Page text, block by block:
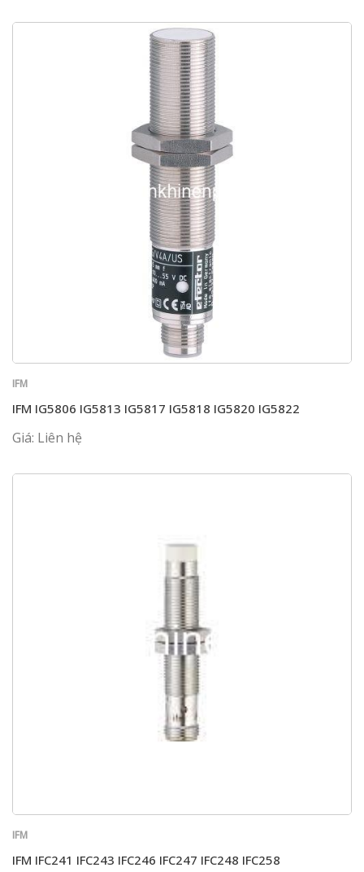
IFM
IFM IG5806 IG5813 IG5817 IG5818 IG5820 IG5822
Giá: Liên hệ
IFM
IFM IFC241 IFC243 IFC246 IFC247 IFC248 IFC258